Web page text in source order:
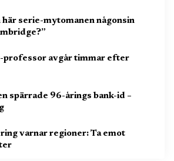
här serie-mytomanen någonsin
professor avgår timmar efter
spärrade 96-årings bank-id –
varnar regioner: Ta emot